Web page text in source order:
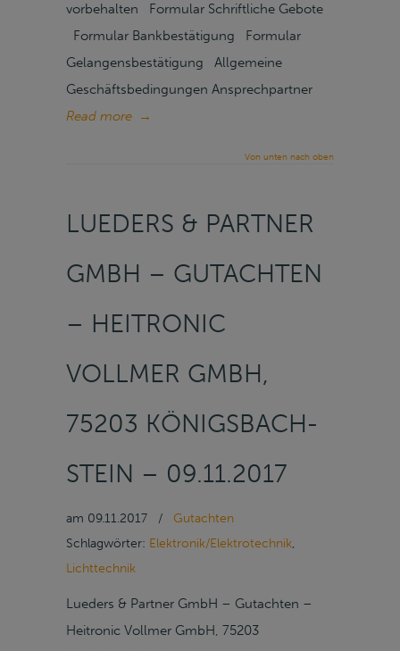
vorbehalten Formular Schriftliche Gebote
Formular Bankbestätigung Formular
Gelangensbestätigung Allgemeine
Geschäftsbedingungen Ansprechpartner
Read more →
Von unten nach oben
LUEDERS & PARTNER
GMBH – GUTACHTEN
– HEITRONIC
VOLLMER GMBH,
75203 KÖNIGSBACH-
STEIN – 09.11.2017
am 09.11.2017 /
Gutachten
Schlagwörter: Elektronik/Elektrotechnik,
Lichttechnik
Lueders & Partner GmbH – Gutachten –
Heitronic Vollmer GmbH, 75203